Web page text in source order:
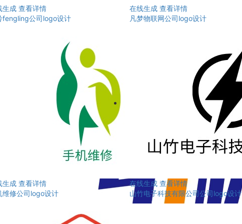
生成 查看详情
fengling公司logo设计
在线生成 查看详情
凡梦物联网公司logo设计
生成 查看详情
维修公司logo设计
在线生成 查看详情
山竹电子科技有限公司公司logo设计